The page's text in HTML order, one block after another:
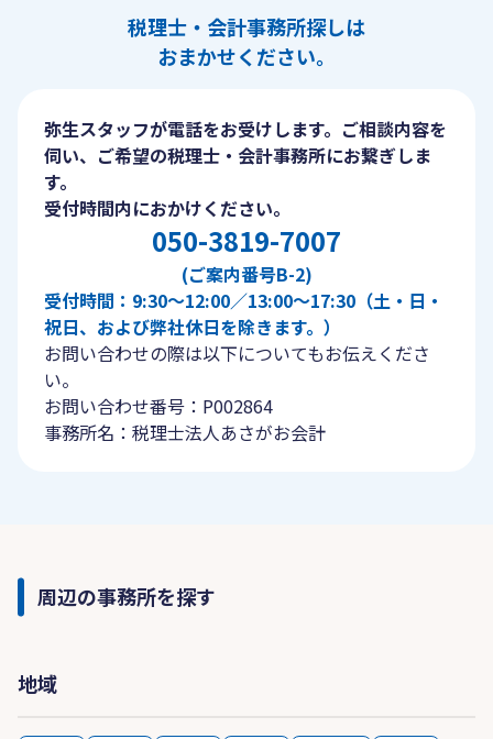
税理士・会計事務所探しは
おまかせください。
弥生スタッフが電話をお受けします。ご相談内容を
伺い、ご希望の税理士・会計事務所にお繋ぎしま
す。
受付時間内におかけください。
050-3819-7007
(ご案内番号B-2)
受付時間：9:30〜12:00／13:00〜17:30（土・日・
祝日、および弊社休日を除きます。）
お問い合わせの際は以下についてもお伝えくださ
い。
お問い合わせ番号：P002864
事務所名：税理士法人あさがお会計
周辺の事務所を探す
地域